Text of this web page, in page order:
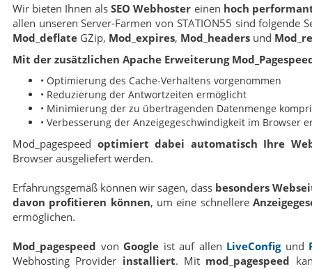
Wir bieten Ihnen alsSEO Webhoster einen hoch
allen unseren Server-Farmen von STATION55 sind folgende
Mod_deflate GZip, Mod_expires, Mod_headers und
Mit der zusätzlichen Apache Erweiterung
• Optimierung des Cache-Verhaltens vorgenommen
• Reduzierung der Antwortzeiten ermöglicht
• Minimierung der zu übertragenden Datenmenge
• Verbesserung der Anzeigegeschwindigkeit im Browser
Mod_pagespeed optimiert dabei automatisch Ihre
Browser ausgeliefert werden.
Erfahrungsgemäß können wir sagen, dass besonders
davon profitieren können, um eine schnellere
ermöglichen.
Mod_pagespeed von Google ist auf allen LiveConfigund
Webhosting Provider installiert. Mit mod_pagespeed